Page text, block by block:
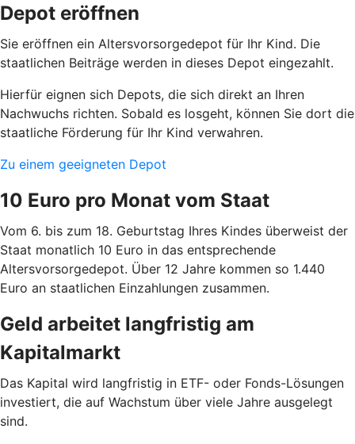
Depot eröffnen
Sie eröffnen ein Altersvorsorgedepot für Ihr Kind. Die
staatlichen Beiträge werden in dieses Depot eingezahlt.
Hierfür eignen sich Depots, die sich direkt an Ihren
Nachwuchs richten. Sobald es losgeht, können Sie dort die
staatliche Förderung für Ihr Kind verwahren.
Zu einem geeigneten Depot
10 Euro pro Monat vom Staat
Vom 6. bis zum 18. Geburtstag Ihres Kindes überweist der
Staat monatlich 10 Euro in das entsprechende
Altersvorsorgedepot. Über 12 Jahre kommen so 1.440
Euro an staatlichen Einzahlungen zusammen.
Geld arbeitet langfristig am
Kapitalmarkt
Das Kapital wird langfristig in ETF- oder Fonds-Lösungen
investiert, die auf Wachstum über viele Jahre ausgelegt
sind.